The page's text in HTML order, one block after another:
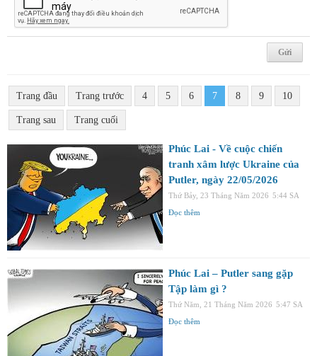
Trang đầu Trang trước 4 5 6 7 8 9 10
Trang sau Trang cuối
Phúc Lai - Về cuộc chiến
tranh xâm lược Ukraine của
Putler, ngày 22/05/2026
Thứ Bảy, 23 Tháng Năm 2026 5:44 SA
Đọc thêm
Phúc Lai – Putler sang gặp
Tập làm gì ?
Thứ Năm, 21 Tháng Năm 2026 5:47 SA
Đọc thêm